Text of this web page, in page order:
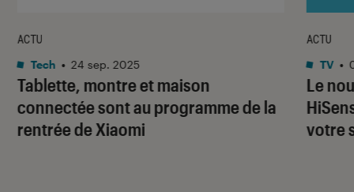
Tablette, montre et maison
connectée sont au programme de la
rentrée de Xiaomi
ACTU
Tech • 24 sep. 2025
Le
votre
ACTU
TV •